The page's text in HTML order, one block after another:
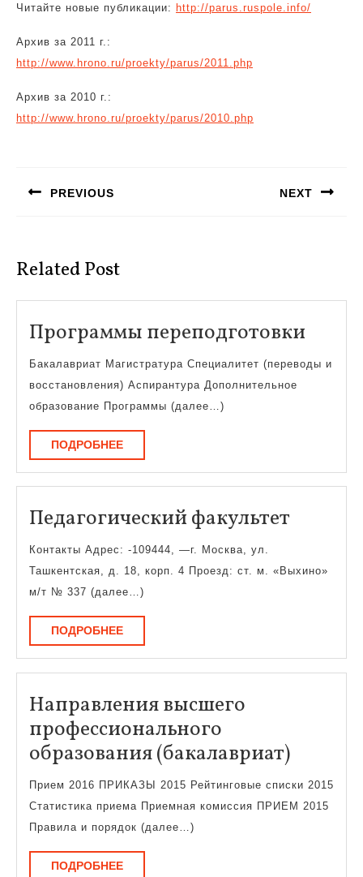
Читайте новые публикации: http://parus.ruspole.info/
Архив за 2011 г.:
http://www.hrono.ru/proekty/parus/2011.php
Архив за 2010 г.:
http://www.hrono.ru/proekty/parus/2010.php
записям
PREVIOUS NEXT
Related Post
Программы переподготовки
Бакалавриат Магистратура Специалитет (переводы и
восстановления) Аспирантура Дополнительное
образование Программы (далее…)
ПОДРОБНЕЕПОДРОБНЕЕ
Педагогический факультет
Контакты Адрес: -109444, —г. Москва, ул.
Ташкентская, д. 18, корп. 4 Проезд: ст. м. «Выхино»
м/т № 337 (далее…)
ПОДРОБНЕЕПОДРОБНЕЕ
Направления высшего
профессионального
образования (бакалавриат)
Прием 2016 ПРИКАЗЫ 2015 Рейтинговые списки 2015
Статистика приема Приемная комиссия ПРИЕМ 2015
Правила и порядок (далее…)
ПОДРОБНЕЕПОДРОБНЕЕ